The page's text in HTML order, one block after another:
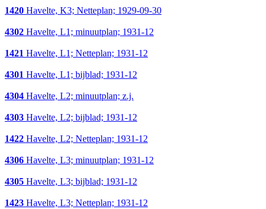
1420 Havelte, K3; Netteplan; 1929-09-30
4302 Havelte, L1; minuutplan; 1931-12
1421 Havelte, L1; Netteplan; 1931-12
4301 Havelte, L1; bijblad; 1931-12
4304 Havelte, L2; minuutplan; z.j.
4303 Havelte, L2; bijblad; 1931-12
1422 Havelte, L2; Netteplan; 1931-12
4306 Havelte, L3; minuutplan; 1931-12
4305 Havelte, L3; bijblad; 1931-12
1423 Havelte, L3; Netteplan; 1931-12